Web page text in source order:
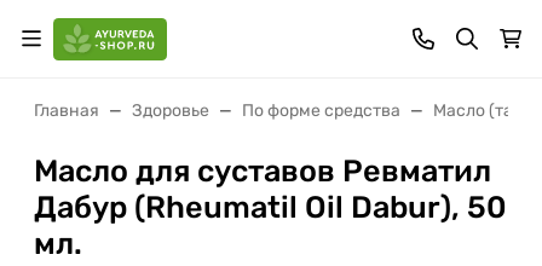
Главная Здоровье По форме средства Масло
Масло для суставов Ревматил
Дабур (Rheumatil Oil Dabur), 50
мл.